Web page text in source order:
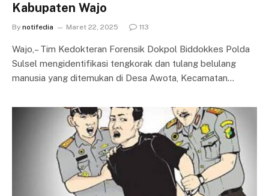
Kabupaten Wajo
By notifedia Maret 22, 2025 113
Wajo,– Tim Kedokteran Forensik Dokpol Biddokkes Polda
Sulsel mengidentifikasi tengkorak dan tulang belulang
manusia yang ditemukan di Desa Awota, Kecamatan…